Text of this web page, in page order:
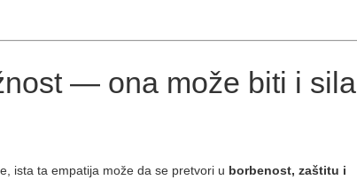
— ona može biti i sila
ista ta empatija može da se pretvori u borbenost, zaštitu i